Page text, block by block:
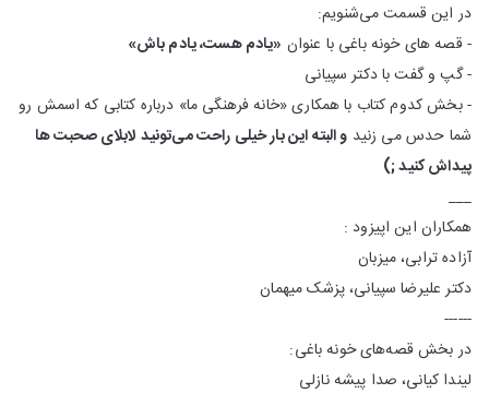
در این قسمت می‌شنویم:
- قصه های خونه باغی با عنوان «یادم هست، یادم باش»
- گپ و گفت با دکتر سپیانی
- بخش کدوم کتاب با همکاری «خانه فرهنگی ما» درباره کتابی که اسمش رو
شما حدس می زنید و البته این بار خیلی راحت می‌تونید لابلای صحبت ها
پیداش کنید ;)
___
همکاران این اپیزود :
آزاده ترابی، میزبان
دکتر علیرضا سپیانی، پزشک میهمان
------
در بخش قصه‌های خونه باغی:
لیندا کیانی، صدا پیشه نازلی